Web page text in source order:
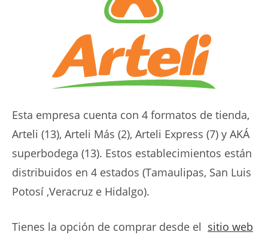
Esta empresa cuenta con 4 formatos de tienda,
Arteli (13), Arteli Más (2), Arteli Express (7) y AKÁ
superbodega (13). Estos establecimientos están
distribuidos en 4 estados (Tamaulipas, San Luis
Potosí ,Veracruz e Hidalgo).
Tienes la opción de comprar desde el sitio web